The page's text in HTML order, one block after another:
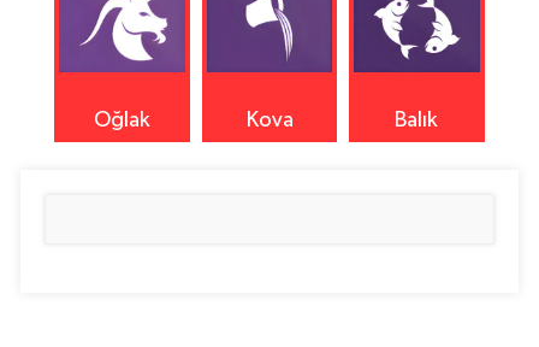
Oğlak Kova Balık